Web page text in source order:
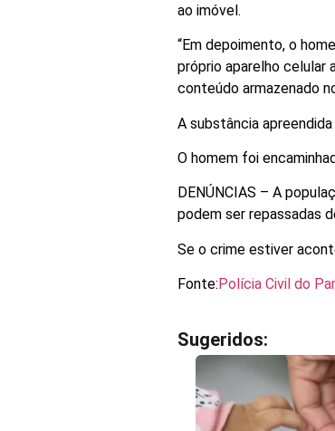
ao imóvel.
“Em depoimento, o
próprio aparelho celular
conteúdo armazenado
A substância
O homem foi
DENÚNCIAS – A
podem ser repassadas
Se o crime estiver
Fonte: Polícia Civil do
Sugeridos: